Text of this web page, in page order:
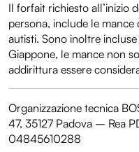
Il forfait richiesto all’inizio
persona, include le
autisti. Sono inoltre
Giappone, le mance non
addirittura essere
Organizzazione tecnica
47, 35127 Padova – Rea
04845610288